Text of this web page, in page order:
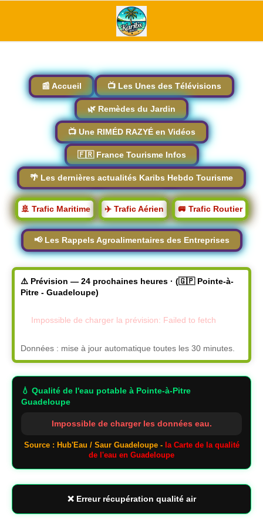
📰 Accueil 📺 Les Unes des Télévisions
🌿 Remèdes du Jardin
📺 Une RIMÉD RAZYÉ en Vidéos
🇫🇷 France Tourisme Infos
🌴 Les dernières actualités Karibs Hebdo Tourisme
🚢 Trafic Maritime ✈️ Trafic Aérien 🚐 Trafic Routier
📢 Les Rappels Agroalimentaires des Entreprises
⚠️ Prévision — 24 prochaines heures · (🇬🇵 Pointe-à-
Pitre - Guadeloupe)
Impossible de charger la prévision: Failed to fetch
Données : mise à jour automatique toutes les 30 minutes.
💧 Qualité de l'eau potable à Pointe-à-Pitre
Guadeloupe
Impossible de charger les données eau.
Source : Hub'Eau / Saur Guadeloupe - la Carte de la qualité
de l'eau en Guadeloupe
❌ Erreur récupération qualité air